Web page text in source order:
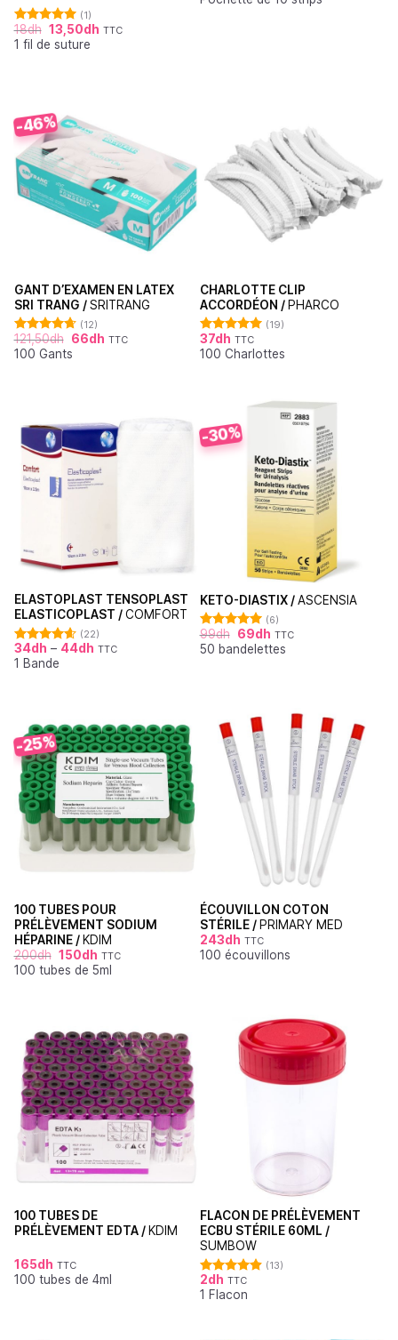
Note 5.00
sur 5
(1)
18dh 13,50dh TTC
1 fil de suture
-46%
GANT D’EXAMEN EN LATEX
SRI TRANG /SRITRANG
Note4.67
sur 5
(12)
121,50dh 66dh TTC
100 Gants
CHARLOTTE CLIP
ACCORDÉON / PHARCO
Note4.95
sur 5
(19)
37dh TTC
100 Charlottes
ELASTOPLAST TENSOPLAST
ELASTICOPLAST /COMFORT
Note4.64
sur 5
(22)
34dh – 44dh TTC
1 Bande
-30%
KETO-DIASTIX /ASCENSIA
Note5.00
sur 5
(6)
99dh 69dh TTC
50 bandelettes
-25%
100 TUBES POUR
PRÉLÈVEMENT SODIUM
HÉPARINE / KDIM
200dh 150dh TTC
100 tubes de 5ml
ÉCOUVILLON COTON
STÉRILE / PRIMARY MED
243dh TTC
100 écouvillons
100 TUBES DE
PRÉLÈVEMENT EDTA / KDIM
165dh TTC
100 tubes de 4ml
FLACON DE PRÉLÈVEMENT
ECBU STÉRILE 60ML /
SUMBOW
Note 4.92
sur 5
(13)
2dh TTC
1 Flacon